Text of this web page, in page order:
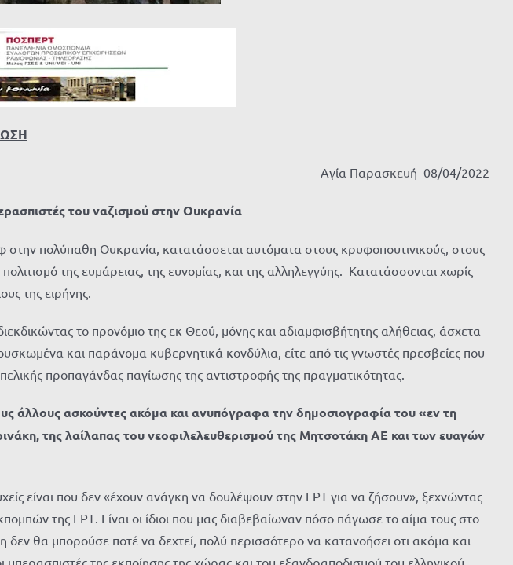
Αγία Παρασκευή 08/04/2022
του ναζισμού στην Ουκρανία
στην πολύπαθη Ουκρανία, κατατάσσεται αυτόματα στους κρυφοπουτινικούς, στους
της ευμάρειας, της ευνομίας, και της αλληλεγγύης. Κατατάσσονται χωρίς
της ειρήνης.
το προνόμιο της εκ Θεού, μόνης και αδιαμφισβήτητης αλήθειας, άσχετα
και παράνομα κυβερνητικά κονδύλια, είτε από τις γνωστές πρεσβείες που
προπαγάνδας παγίωσης της αντιστροφής της πραγματικότητας.
άλλους ασκούντες ακόμα και ανυπόγραφα την δημοσιογραφία του «εν τη
της λαίλαπας του νεοφιλελευθερισμού της Μητσοτάκη ΑΕ και των ευαγών
είναι που δεν «έχουν ανάγκη να δουλέψουν στην ΕΡΤ για να ζήσουν», ξεχνώντας
της ΕΡΤ. Είναι οι ίδιοι που μας διαβεβαίωναν πόσο πάγωσε το αίμα τους στο
θα μπορούσε ποτέ να δεχτεί, πολύ περισσότερο να κατανοήσει οτι ακόμα και
υπερασπιστές της εκποίησης της χώρας και του εξανδραποδισμού του ελληνικού